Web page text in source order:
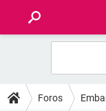
FOROS
Foros